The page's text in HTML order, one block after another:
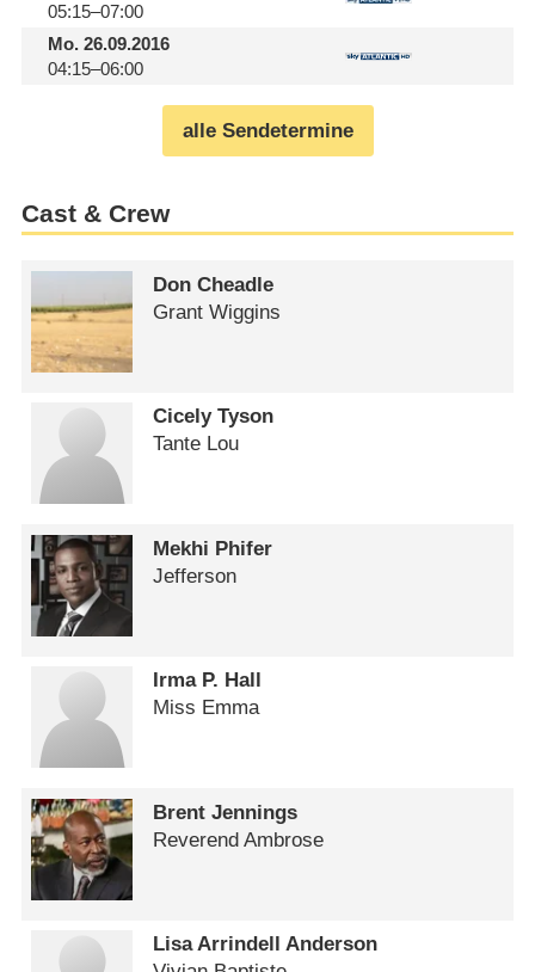
05:15–07:00
Mo.26.09.2016
04:15–06:00
alle Sendetermine
Cast & Crew
Don Cheadle
Grant Wiggins
Cicely Tyson
Tante Lou
Mekhi Phifer
Jefferson
Irma P. Hall
Miss Emma
Brent Jennings
Reverend Ambrose
Lisa Arrindell Anderson